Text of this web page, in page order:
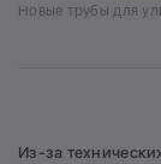
Новые трубы для
Из-за